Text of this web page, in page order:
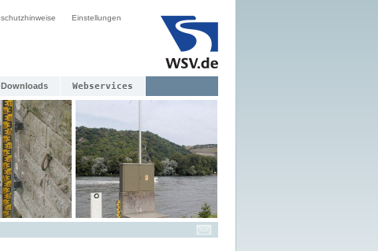
Einstellungen
Downloads Webservices